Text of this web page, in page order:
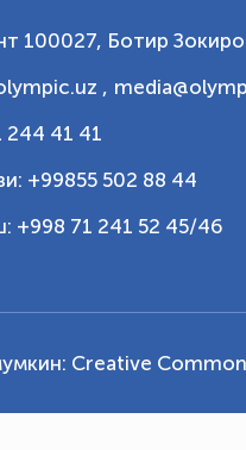
100027, Ботир
,
244 41 41
+99855 502 88 44
+998 71 241 52 45/46
Creative